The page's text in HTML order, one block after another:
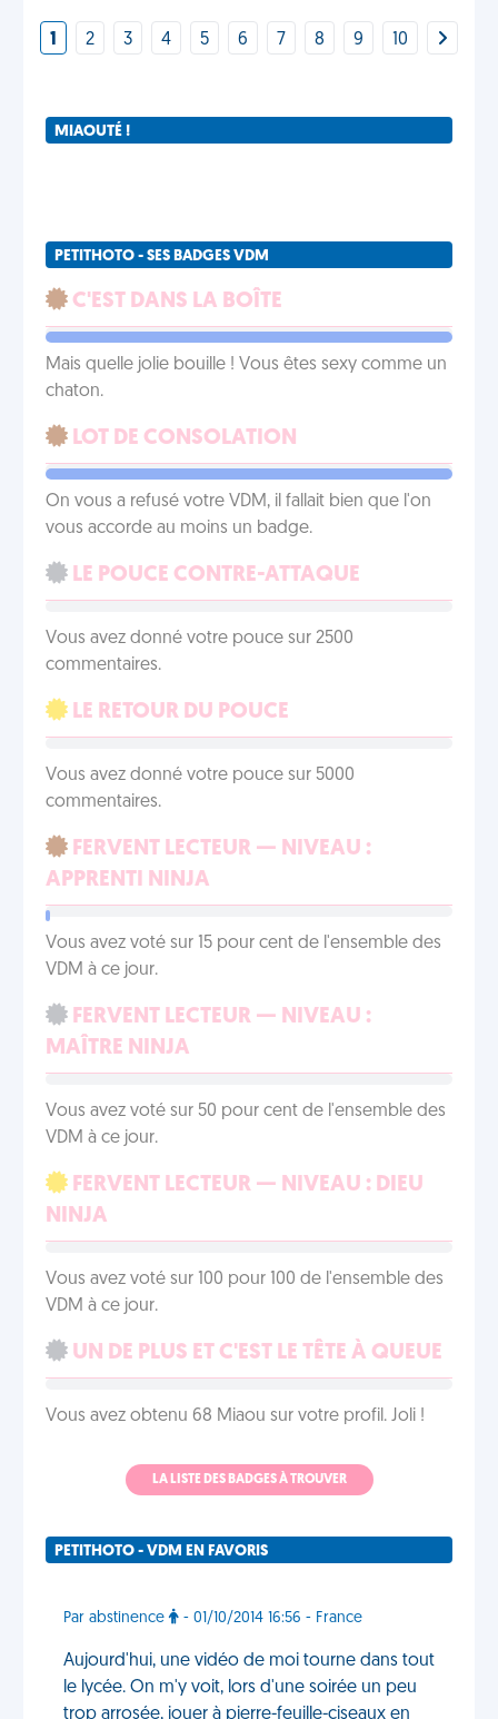
1 2 3 4 5 6 7 8 9 10
MIAOUTÉ !
PETITHOTO - SES BADGES VDM
C'EST DANS LA BOÎTE
Mais quelle jolie bouille ! Vous êtes sexy comme un
chaton.
LOT DE CONSOLATION
On vous a refusé votre VDM, il fallait bien que l'on
vous accorde au moins un badge.
LE POUCE CONTRE-ATTAQUE
Vous avez donné votre pouce sur 2500
commentaires.
LE RETOUR DU POUCE
Vous avez donné votre pouce sur 5000
commentaires.
FERVENT LECTEUR — NIVEAU :
APPRENTI NINJA
Vous avez voté sur 15 pour cent de l'ensemble des
VDM à ce jour.
FERVENT LECTEUR — NIVEAU :
MAÎTRE NINJA
Vous avez voté sur 50 pour cent de l'ensemble des
VDM à ce jour.
FERVENT LECTEUR — NIVEAU : DIEU
NINJA
Vous avez voté sur 100 pour 100 de l'ensemble des
VDM à ce jour.
UN DE PLUS ET C'EST LE TÊTE À QUEUE
Vous avez obtenu 68 Miaou sur votre profil. Joli !
LA LISTE DES BADGES À TROUVER
PETITHOTO - VDM EN FAVORIS
Par abstinence - 01/10/2014 16:56 - France
Aujourd'hui, une vidéo de moi tourne dans tout
le lycée. On m'y voit, lors d'une soirée un peu
trop arrosée, jouer à pierre-feuille-ciseaux en